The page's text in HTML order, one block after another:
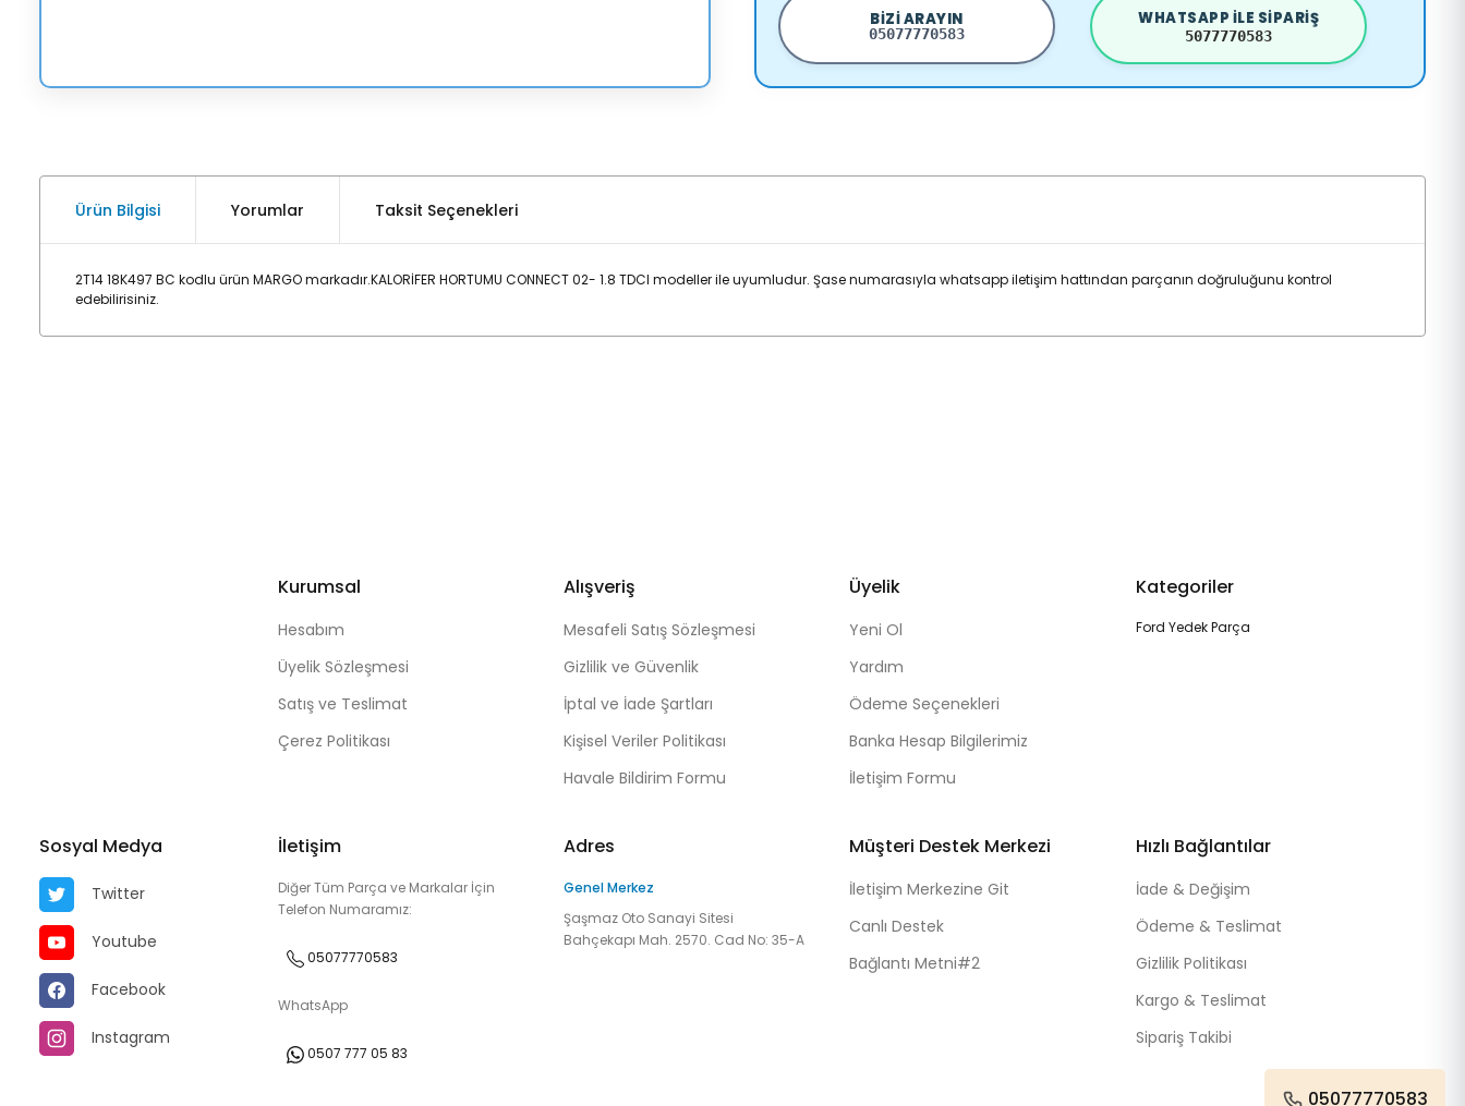
BIZI ARAYIN
05077770583
WHATSAPP ILE SIPARIŞ
5077770583
Ürün Bilgisi Yorumlar Taksit Seçenekleri
2T14 18K497 BC kodlu ürün MARGO markadır.KALORİFER HORTUMU CONNECT 02- 1.8 TDCI modeller ile uyumludur. Şase numarasıyla whatsapp iletişim hattından parçanın doğruluğunu kontrol
edebilirisiniz.
Kurumsal
Hesabım
Üyelik Sözleşmesi
Satış ve Teslimat
Çerez Politikası
Alışveriş
Mesafeli Satış Sözleşmesi
Gizlilik ve Güvenlik
İptal ve İade Şartları
Kişisel Veriler Politikası
Havale Bildirim Formu
Üyelik
Yeni Ol
Yardım
Ödeme Seçenekleri
Banka Hesap Bilgilerimiz
İletişim Formu
Kategoriler
Ford Yedek Parça
Sosyal Medya
Twitter
Youtube
Facebook
Instagram
İletişim
Diğer Tüm Parça ve Markalar İçin
Telefon Numaramız:
05077770583
WhatsApp
0507 777 05 83
Adres
Genel Merkez
Şaşmaz Oto Sanayi Sitesi
Bahçekapı Mah. 2570. Cad No: 35-A
Müşteri Destek Merkezi
İletişim Merkezine Git
Canlı Destek
Bağlantı Metni#2
Hızlı Bağlantılar
İade & Değişim
Ödeme & Teslimat
Gizlilik Politikası
Kargo & Teslimat
Sipariş Takibi
05077770583